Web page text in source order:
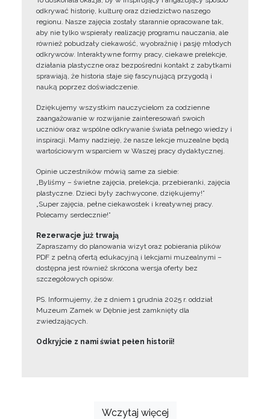
odkrywać historię, kulturę oraz dziedzictwo naszego
regionu. Nasze zajęcia zostały starannie opracowane tak,
aby nie tylko wspierały realizację programu nauczania, ale
również pobudzały ciekawość, wyobraźnię i pasję młodych
odkrywców. Interaktywne formy pracy, ciekawe prelekcje,
działania plastyczne oraz bezpośredni kontakt z zabytkami
sprawiają, że historia staje się fascynującą przygodą i
nauką poprzez doświadczenie.
Dziękujemy wszystkim nauczycielom za codzienne
zaangażowanie w rozwijanie zainteresowań swoich
uczniów oraz wspólne odkrywanie świata pełnego wiedzy i
inspiracji. Mamy nadzieję, że nasze lekcje muzealne będą
wartościowym wsparciem w Waszej pracy dydaktycznej.
Opinie uczestników mówią same za siebie:
„Byliśmy – świetne zajęcia, prelekcja, przebieranki, zajęcia
plastyczne. Dzieci były zachwycone, dziękujemy!”
„Super zajęcia, pełne ciekawostek i kreatywnej pracy.
Polecamy serdecznie!”
Rezerwacje już trwają
Zapraszamy do planowania wizyt oraz pobierania plików
PDF z pełną ofertą edukacyjną i lekcjami muzealnymi –
dostępna jest również skrócona wersja oferty bez
szczegółowych opisów.
PS. Informujemy, że z dniem 1 grudnia 2025 r. oddział
Muzeum Zamek w Dębnie jest zamknięty dla
zwiedzających.
Odkryjcie z nami świat pełen historii!
Wczytaj więcej